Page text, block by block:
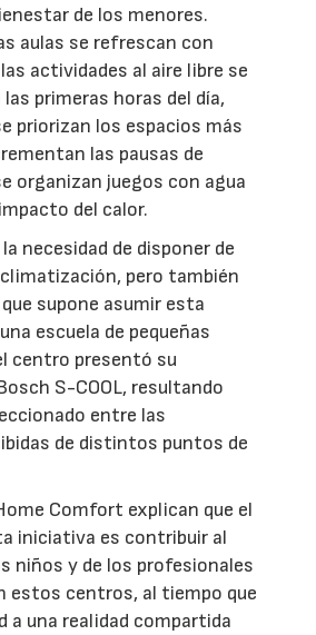
de los menores.
aulas se refrescan con
actividades al aire libre se
primeras horas del día,
priorizan los espacios más
las pausas de
organizan juegos con agua
del calor.
necesidad de disponer de
pero también
supone asumir esta
escuela de pequeñas
centro presentó su
S-COOL, resultando
entre las
de distintos puntos de
Comfort explican que el
iniciativa es contribuir al
niños y de los profesionales
estos centros, al tiempo que
a una realidad compartida